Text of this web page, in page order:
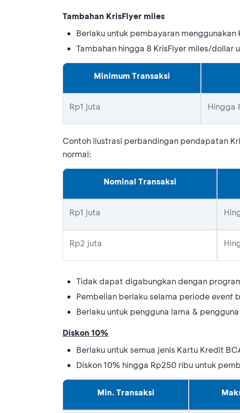
Tambahan KrisFlyer miles
Berlaku untuk pembayaran
Tambahan hingga 8 KrisFlyer miles/
Minimum Transaksi
Rp1 juta Hingga
Contoh ilustrasi perbandingan pendapatan
normal:
Nominal Transaksi
Rp1 juta
Rp2 juta
Tidak dapat digabungkan dengan
Pembelian berlaku selama periode event
Berlaku untuk pengguna lama &
Diskon 10%
Berlaku untuk semua jenis Kartu Kredit
Diskon 10% hingga Rp250 ribu untuk
Min. Transaksi